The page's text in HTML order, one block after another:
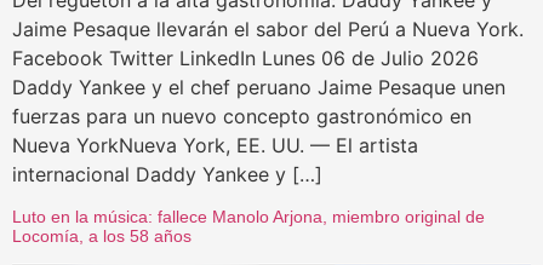
Jaime Pesaque llevarán el sabor del Perú a Nueva York.
Facebook Twitter LinkedIn Lunes 06 de Julio 2026
Daddy Yankee y el chef peruano Jaime Pesaque unen
fuerzas para un nuevo concepto gastronómico en
Nueva YorkNueva York, EE. UU. — El artista
internacional Daddy Yankee y […]
Luto en la música: fallece Manolo Arjona, miembro original de
Locomía, a los 58 años